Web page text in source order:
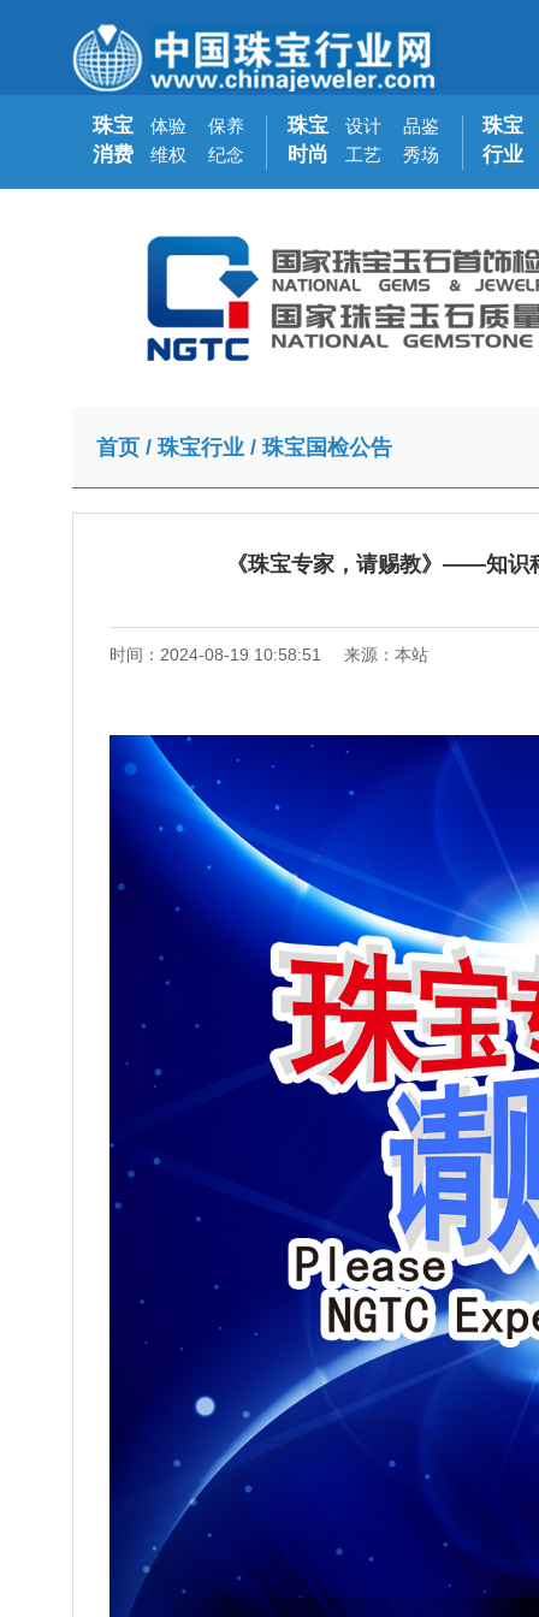
珠宝
消费
体验
维权
保养
纪念
珠宝
时尚
设计
工艺
品鉴
秀场
珠宝
行业
首页 / 珠宝行业 / 珠宝国检公告
《珠宝专家，请赐教》——知识
时间：2024-08-19 10:58:51 来源：本站